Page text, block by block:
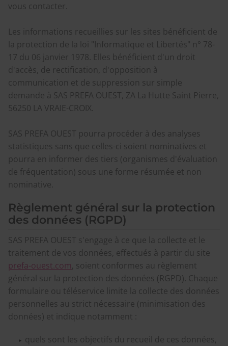
vous contacter.
Les informations recueillies sur les sites bénéficient de
la protection de la loi "Informatique et Libertés" n° 78-
17 du 06 janvier 1978. Elles bénéficient d'un droit
d'accès, de rectification, d'opposition à
communication et de suppression sur simple
demande à SAS PREFA OUEST, ZA La Hutte Saint Pierre,
56250 LA VRAIE-CROIX.
SAS PREFA OUEST pourra procéder à des analyses
statistiques sans que celles-ci soient nominatives et
pourra en informer des tiers (organismes d'évaluation
de fréquentation) sous une forme résumée et non
nominative.
Règlement général sur la protection
des données (RGPD)
SAS PREFA OUEST s'engage à ce que la collecte et le
traitement de vos données, effectués à partir du site
prefa-ouest.com , soient conformes au règlement
général sur la protection des données (RGPD). Chaque
formulaire ou téléservice limite la collecte des données
personnelles au strict nécessaire (minimisation des
données) et indique notamment :
quels sont les objectifs du recueil de ces données,